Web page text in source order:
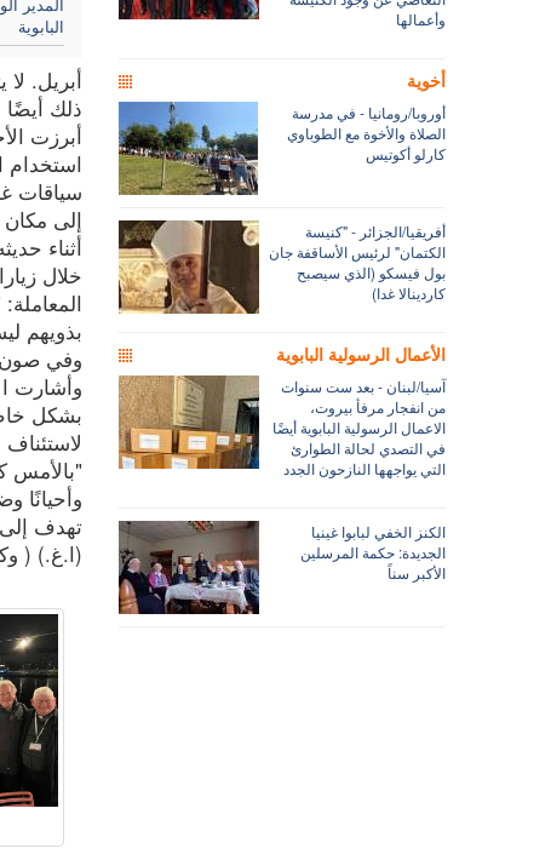
البابوية
أبريل.
ذلك
أبرزت
استخدام
سياقات
إلى
أثناء
خلال
بذويهم
وفي صون
وأشارت
بشكل خاص
"بالأمس
وأحيانًا
تهدف إلى
(ا.غ.) ( وكالة
وأعمالها
أخوية
أوروبا/رومانيا - في مدرسة
الصلاة والأخوة مع الطوباوي
كارلو أكوتيس
أفريقيا/الجزائر - "كنيسة
الكتمان" لرئيس الأساقفة جان
بول فيسكو (الذي سيصبح
كاردينالا غدا)
الأعمال الرسولية البابوية
آسيا/لبنان - بعد ست سنوات
من انفجار مرفأ بيروت،
الاعمال الرسولية البابوية أيضًا
في التصدي لحالة الطوارئ
التي يواجهها النازحون الجدد
الكنز الخفي لبابوا غينيا
الجديدة: حكمة المرسلين
الأكبر سناً